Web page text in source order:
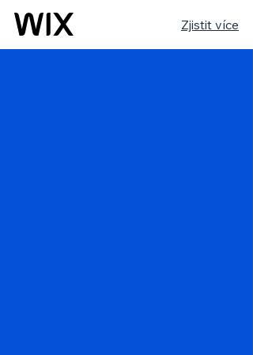
Zjistit více